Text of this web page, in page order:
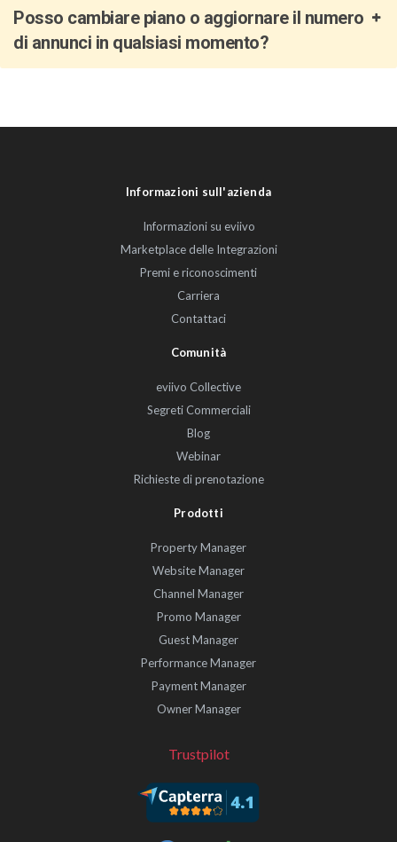
Posso cambiare piano o aggiornare il numero
di annunci in qualsiasi momento?
Informazioni sull'azienda
Informazioni su eviivo
Marketplace delle Integrazioni
Premi e riconoscimenti
Carriera
Contattaci
Comunità
eviivo Collective
Segreti Commerciali
Blog
Webinar
Richieste di prenotazione
Prodotti
Property Manager
Website Manager
Channel Manager
Promo Manager
Guest Manager
Performance Manager
Payment Manager
Owner Manager
Trustpilot